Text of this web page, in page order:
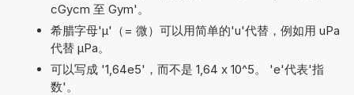
cGycm 至 Gym'。
希腊字母'µ'（= 微）可以用简单的'u'代替，例如用 uPa
代替 µPa。
可以写成 '1,64e5'，而不是 1,64 x 10^5。 'e'代表'指
数'。